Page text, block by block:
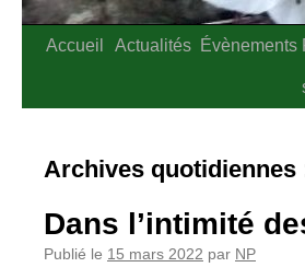
Accueil Actualités Évènements
Archives quotidiennes
Dans l’intimité
Publié le 15 mars 2022 par NP